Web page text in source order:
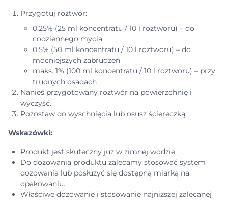
Przygotuj roztwór:
0,25% (25 ml koncentratu / 10 l roztworu) – do
codziennego mycia
0,5% (50 ml koncentratu / 10 l roztworu) – do
mocniejszych zabrudzeń
maks. 1% (100 ml koncentratu / 10 l roztworu) – przy
trudnych osadach
Nanieś przygotowany roztwór na powierzchnię i
wyczyść.
Pozostaw do wyschnięcia lub osusz ściereczką.
Wskazówki:
Produkt jest skuteczny już w zimnej wodzie.
Do dozowania produktu zalecamy stosować system
dozowania lub posłużyć się dostępną miarką na
opakowaniu.
Właściwe dozowanie i stosowanie najniższej zalecanej